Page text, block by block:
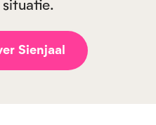
Sienjaal